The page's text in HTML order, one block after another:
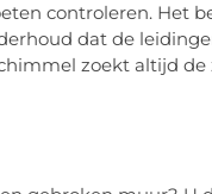
controleren. Het
dat de
zoekt altijd